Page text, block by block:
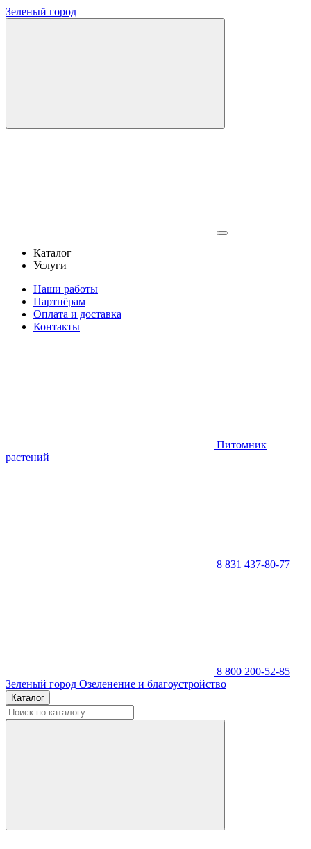
Зеленый город
Каталог
Услуги
Наши работы
Партнёрам
Оплата и доставка
Контакты
Питомник
растений
8 831 437-80-77
8 800 200-52-85
Зеленый город Озеленение и благоустройство
Каталог